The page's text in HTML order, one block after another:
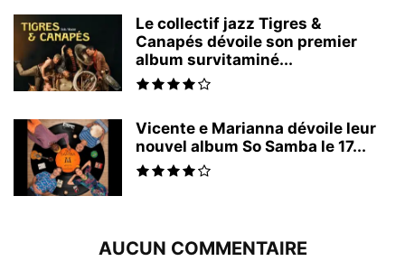
Le collectif jazz Tigres &
Canapés dévoile son premier
album survitaminé...
Vicente e Marianna dévoile leur
nouvel album So Samba le 17...
AUCUN COMMENTAIRE